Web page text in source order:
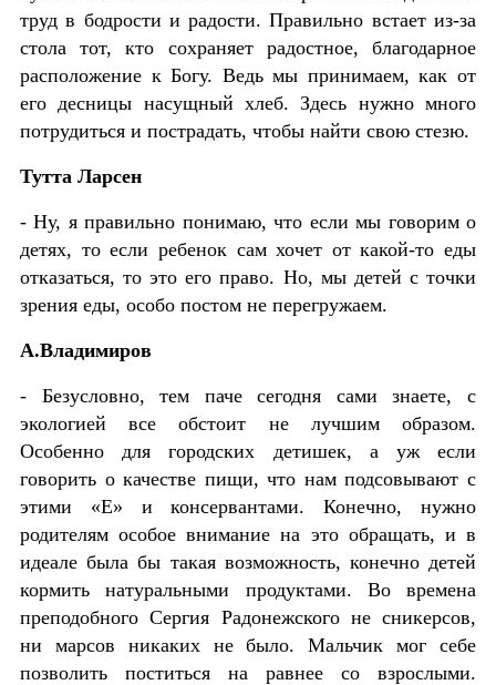
труд в бодрости и радости. Правильно встает из-за
стола тот, кто сохраняет радостное, благодарное
расположение к Богу. Ведь мы принимаем, как от
его десницы насущный хлеб. Здесь нужно много
потрудиться и пострадать, чтобы найти свою стезю.
Тутта Ларсен
- Ну, я правильно понимаю, что если мы говорим о
детях, то если ребенок сам хочет от какой-то еды
отказаться, то это его право. Но, мы детей с точки
зрения еды, особо постом не перегружаем.
А.Владимиров
- Безусловно, тем паче сегодня сами знаете, с
экологией все обстоит не лучшим образом.
Особенно для городских детишек, а уж если
говорить о качестве пищи, что нам подсовывают с
этими «Е» и консервантами. Конечно, нужно
родителям особое внимание на это обращать, и в
идеале была бы такая возможность, конечно детей
кормить натуральными продуктами. Во времена
преподобного Сергия Радонежского не сникерсов,
ни марсов никаких не было. Мальчик мог себе
позволить поститься на равнее со взрослыми.